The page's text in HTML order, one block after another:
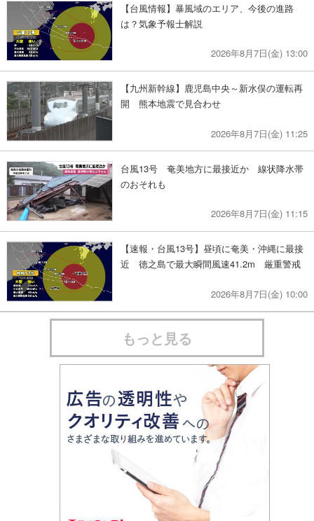
【台風情報】暴風域のエリア、今後の進路
は？気象予報士解説
2026年8月7日(金) 13:00
【九州新幹線】鹿児島中央～新水俣の運転再
開 熊本地震で見合わせ
2026年8月7日(金) 11:25
台風13号 奄美地方に最接近か 線状降水帯
のおそれも
2026年8月7日(金) 11:15
【速報・台風13号】昼頃に奄美・沖縄に最接
近 徳之島で最大瞬間風速41.2m 厳重警戒
2026年8月7日(金) 10:00
もっと見る